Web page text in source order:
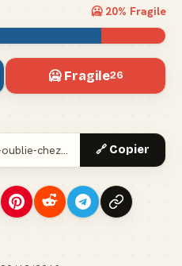
🥶 20% Fragile
🥶 Fragile26
🔗 Copier